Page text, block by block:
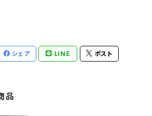
シェア LINE ポスト
品